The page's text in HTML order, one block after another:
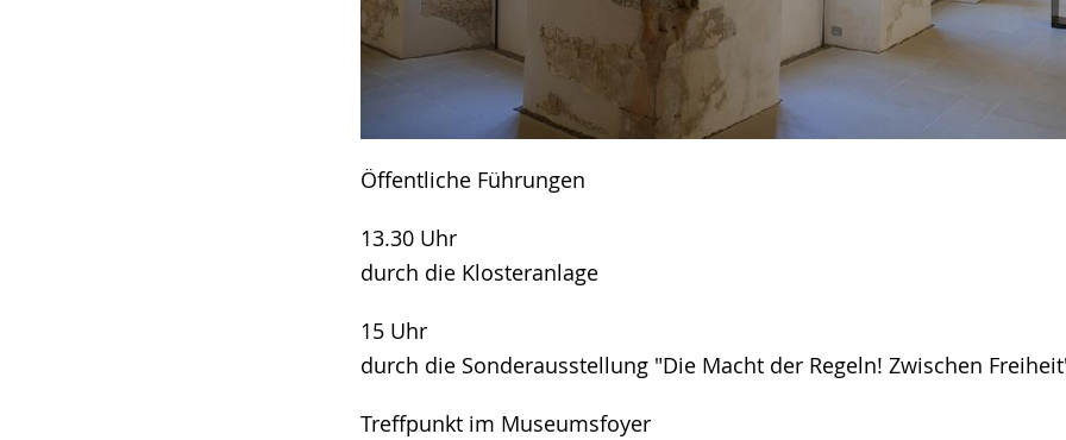
Öffentliche Führungen
13.30 Uhr
durch die Klosteranlage
15 Uhr
durch die Sonderausstellung "Die Macht der Regeln! Zwischen
Treffpunkt im Museumsfoyer